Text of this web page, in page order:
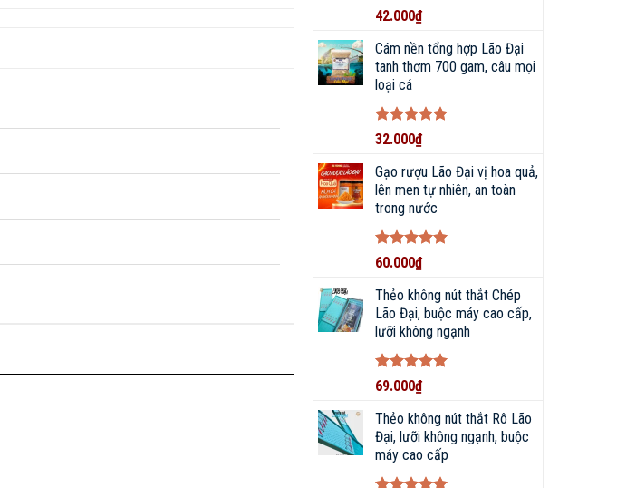
Được xếp
55
sao
42.000₫
Cám nền tổng hợp Lão Đại
tanh thơm 700 gam, câu mọi
loại cá
Được xếp
55
sao
32.000₫
Gạo rượu Lão Đại vị hoa quả,
lên men tự nhiên, an toàn
trong nước
Được xếp
55
sao
60.000₫
Thẻo không nút thắt Chép
Lão Đại, buộc máy cao cấp,
lưỡi không ngạnh
Được xếp
55
sao
69.000₫
Thẻo không nút thắt Rô Lão
Đại, lưỡi không ngạnh, buộc
máy cao cấp